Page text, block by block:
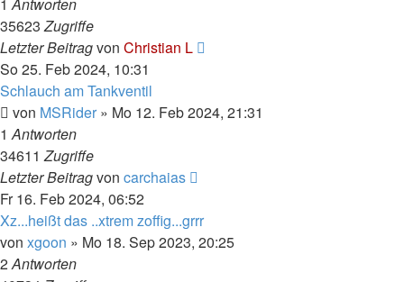
35623Zugriffe
Letzter Beitragvon Christian L
So 25. Feb 2024, 10:31
Schlauch am Tankventil
von MSRider » Mo 12. Feb 2024, 21:31
1Antworten
34611Zugriffe
Letzter Beitragvon carchaias
Fr 16. Feb 2024, 06:52
Xz...heißt das ..xtrem zoffig...grrr
von xgoon » Mo 18. Sep 2023, 20:25
2Antworten